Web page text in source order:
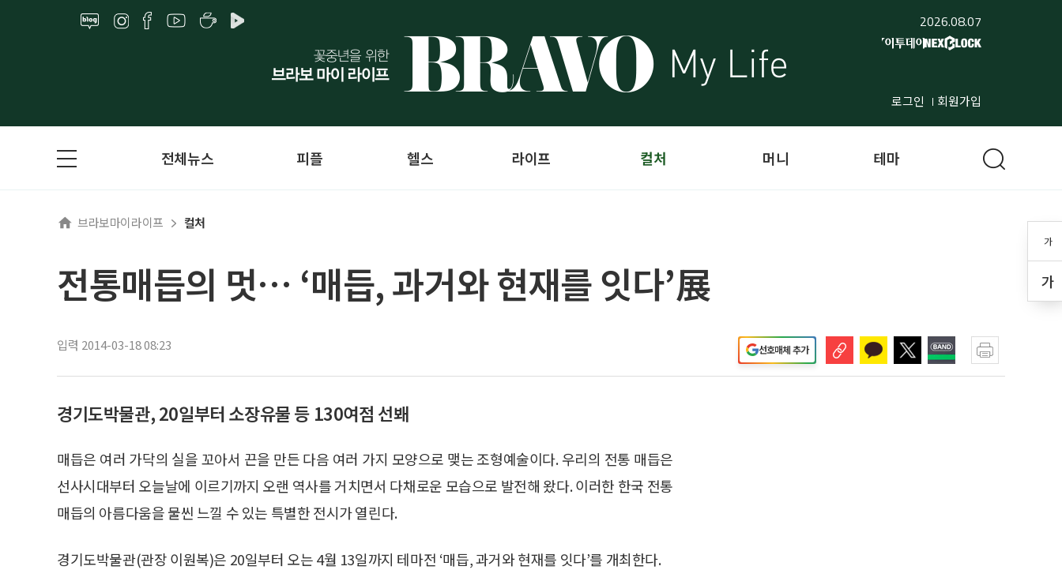
2026.08.07
로그인 회원가입
가
가
전체뉴스 피플 헬스 라이프 컬처 머니 테마
브라보마이라이프 컬처
전통매듭의 멋… ‘매듭, 과거와 현재를 잇다’展
입력 2014-03-18 08:23 선호매체 추가
경기도박물관, 20일부터 소장유물 등 130여점 선봬
매듭은 여러 가닥의 실을 꼬아서 끈을 만든 다음 여러 가지 모양으로 맺는 조형예술이다. 우리의 전통 매듭은
선사시대부터 오늘날에 이르기까지 오랜 역사를 거치면서 다채로운 모습으로 발전해 왔다. 이러한 한국 전통
매듭의 아름다움을 물씬 느낄 수 있는 특별한 전시가 열린다.
경기도박물관(관장 이원복)은 20일부터 오는 4월 13일까지 테마전 ‘매듭, 과거와 현재를 잇다’를 개최한다.